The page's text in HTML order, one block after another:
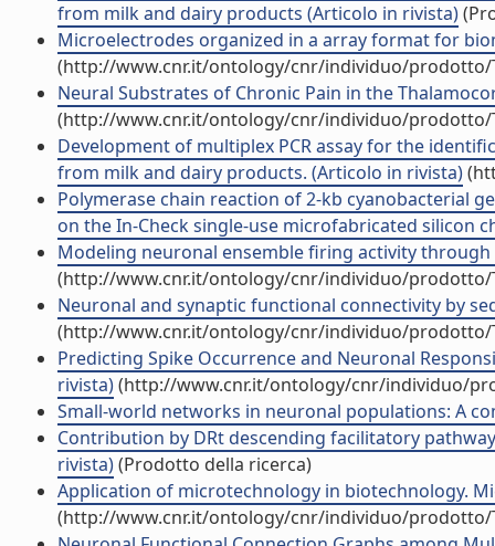
from milk and dairy products (Articolo in rivista)
Microelectrodes organized in a array format for
(http://www.cnr.it/ontology/cnr/individuo/prodotto/
Neural Substrates of Chronic Pain in the
(http://www.cnr.it/ontology/cnr/individuo/prodotto/
Development of multiplex PCR assay for the
from milk and dairy products. (Articolo in rivista)
Polymerase chain reaction of 2-kb cyanobacterial
on the In-Check single-use microfabricated silicon
Modeling neuronal ensemble firing activity
(http://www.cnr.it/ontology/cnr/individuo/prodotto/
Neuronal and synaptic functional connectivity by
(http://www.cnr.it/ontology/cnr/individuo/prodotto/
Predicting Spike Occurrence and Neuronal
rivista)(http://www.cnr.it/ontology/cnr/individuo/
Small-world networks in neuronal populations: A
Contribution by DRt descending facilitatory
rivista)(Prodotto della ricerca)
Application of microtechnology in biotechnology.
(http://www.cnr.it/ontology/cnr/individuo/prodotto/